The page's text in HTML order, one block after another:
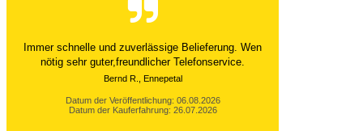
Der Versand ist immer innerhalb von 24 Stunden
abgewickelt. Grossartig. Ich liebe die 1kg
Alubeutel.
Datum der Veröffentlichung: 06.08.2026
Datum der Kauferfahrung: 27.07.2026